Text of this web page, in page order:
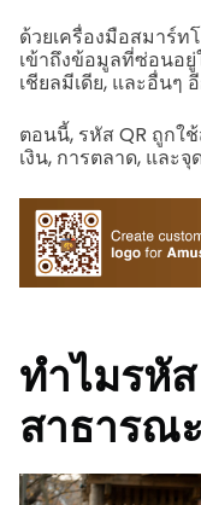
ด้วยเครื่องมือสมาร์
เข้าถึงข้อมูลที่ซ่อนอยู่
เชียลมีเดีย, และอื่นๆ
ตอนนี้, รหัส QR ถูกใ
เงิน, การตลาด, และ
ทำไมรหั
สาธารณ